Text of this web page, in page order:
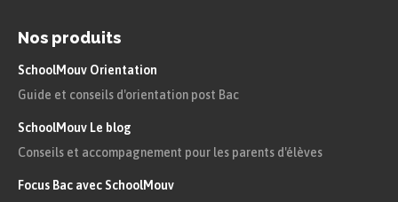
Nos produits
SchoolMouv Orientation
Guide et conseils d'orientation post Bac
SchoolMouv Le blog
Conseils et accompagnement pour les parents d'élèves
Focus Bac avec SchoolMouv